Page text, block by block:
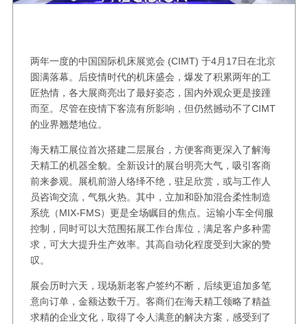
两年一度的中国国际机床展览会 (CIMT) 于4月17日在北京
圆满落幕。后疫情时代的机床盛会，爆发了积累两年的工
匠热情，各大展商亮出了最好姿态，国内外观众更是接踵
而至。尽管在疫情下客流有所影响，但仍然撼动不了CIMT
的业界翘楚地位。
海天精工展位首次搭建二层展台，方便客商更深入了解海
天精工的机器全貌。全新设计的展台明亮大气，吸引客商
前来参观。展机前游人络绎不绝，驻足欣赏，或与工作人
员咨询交流，气氛火热。其中，立加和卧加混合柔性制造
系统（MIX-FMS）更是全场瞩目的焦点。运输小车全伺服
控制，同时可以大范围拓展工作台库位，满足客户多种需
求，可大大提升生产效率。其高自动化程度受到大家的赞
叹。
展会历时六天，现场新老客户签约不断，后续更追加多笔
意向订单，金额达数千万。客商们在海天精工领略了精益
求精的企业文化，取得了令人满意的解决方案，感受到了